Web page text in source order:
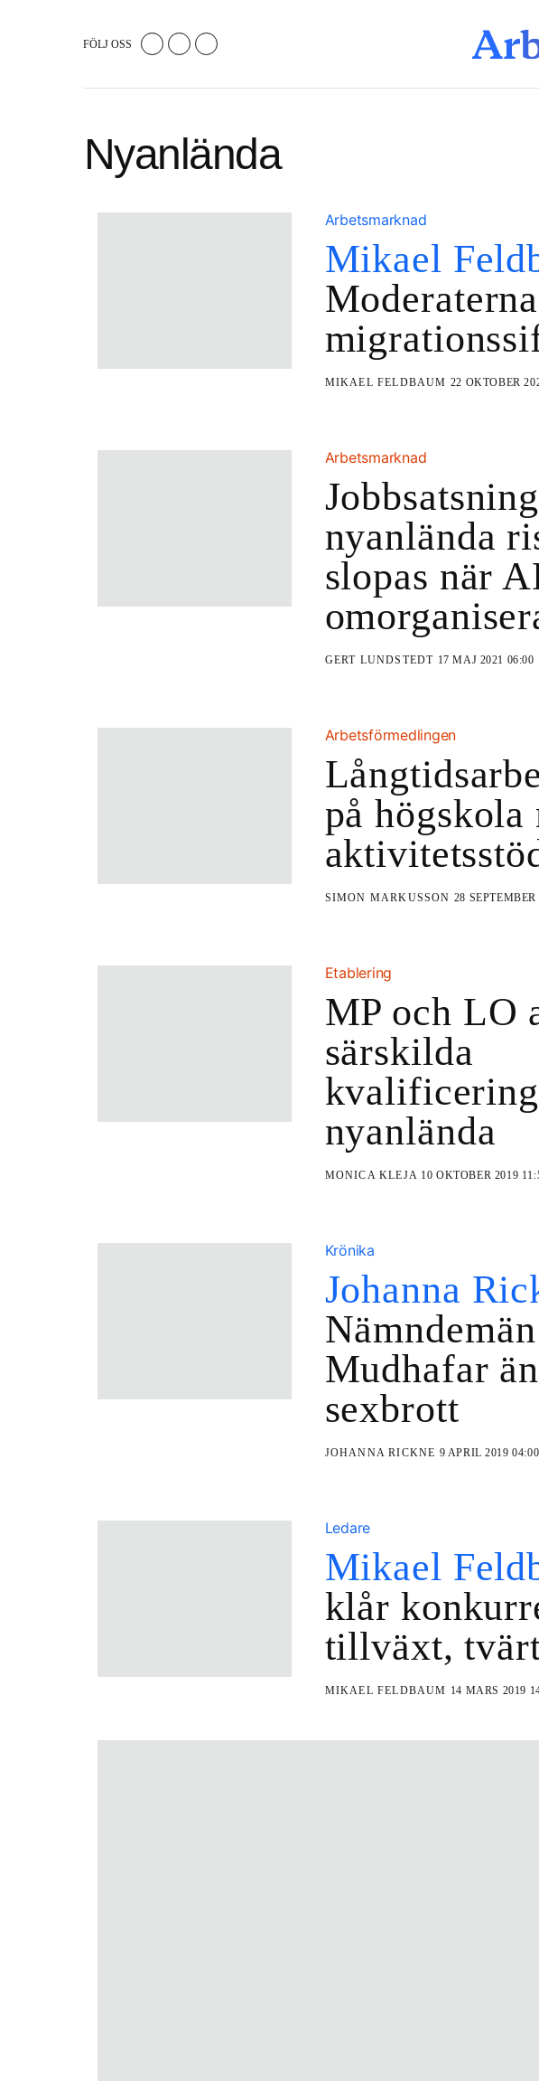
FÖLJ OSS
Nyanlända
Arbetsmarknad
Mikael
MIKAEL FELDBAUM 22 OKTOBER
Arbetsmarknad
nyanlända
slopas när
GERT LUNDSTEDT 17 MAJ 2021 06:00
Arbetsförmedlingen
på högskola
SIMON MARKUSSON 28
Etablering
MP och LO
särskilda
nyanlända
MONICA KLEJA 10 OKTOBER 2019
Krönika
Johanna
Mudhafar
sexbrott
JOHANNA RICKNE 9 APRIL 2019 04:00
Ledare
Mikael
klår
tillväxt,
MIKAEL FELDBAUM 14 MARS 2019